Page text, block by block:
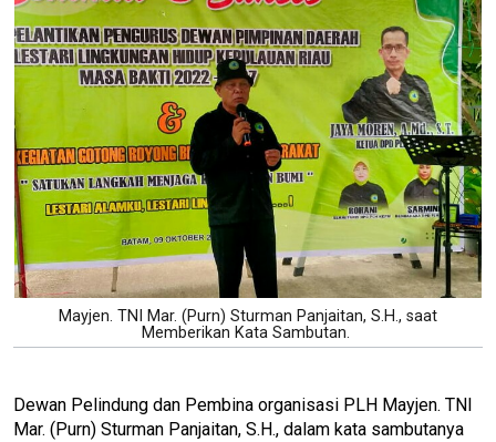
Mayjen. TNI Mar. (Purn) Sturman Panjaitan, S.H., saat
Memberikan Kata Sambutan.
Dewan Pelindung dan Pembina organisasi PLH Mayjen. TNI
Mar. (Purn) Sturman Panjaitan, S.H., dalam kata sambutanya